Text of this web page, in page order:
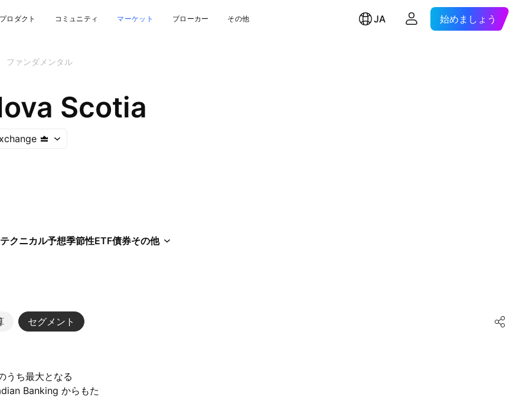
プロダクト コミュニティ マーケット ブローカー その他 JA 始めましょう
ファンダメンタル
Scotia
テクニカル予想季節性ETF債券その他
セグメント
うち最大となる
Banking からもた